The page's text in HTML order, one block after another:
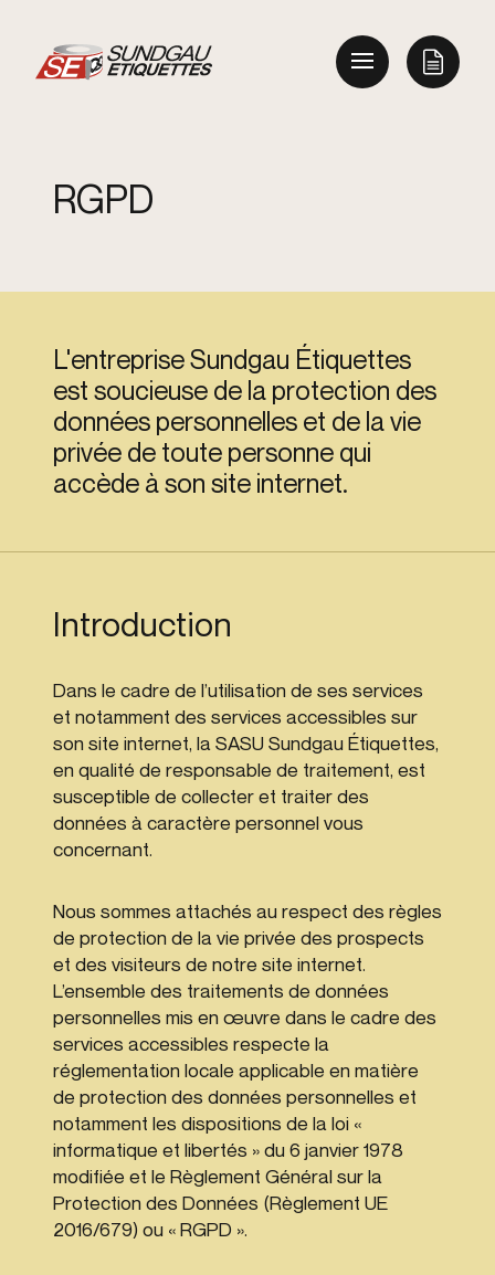
RGPD
L'entreprise Sundgau Étiquettes
est soucieuse de la protection des
données personnelles et de la vie
privée de toute personne qui
accède à son site internet.
Introduction
Dans le cadre de l’utilisation de ses services
et notamment des services accessibles sur
son site internet, la SASU Sundgau Étiquettes,
en qualité de responsable de traitement, est
susceptible de collecter et traiter des
données à caractère personnel vous
concernant.
Nous sommes attachés au respect des règles
de protection de la vie privée des prospects
et des visiteurs de notre site internet.
L’ensemble des traitements de données
personnelles mis en œuvre dans le cadre des
services accessibles respecte la
réglementation locale applicable en matière
de protection des données personnelles et
notamment les dispositions de la loi «
informatique et libertés » du 6 janvier 1978
modifiée et le Règlement Général sur la
Protection des Données (Règlement UE
2016/679) ou « RGPD ».